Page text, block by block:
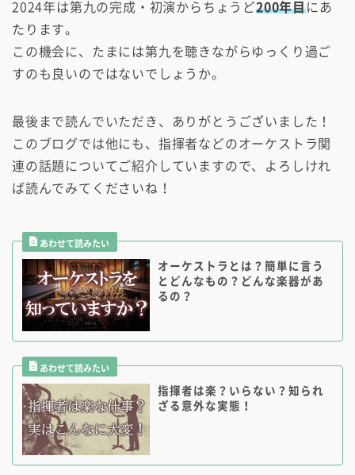
2024年は第九の完成・初演からちょうど200年目にあ
たります。
この機会に、たまには第九を聴きながらゆっくり過ご
すのも良いのではないでしょうか。
最後まで読んでいただき、ありがとうございました！
このブログでは他にも、指揮者などのオーケストラ関
連の話題についてご紹介していますので、よろしけれ
ば読んでみてくださいね！
オーケストラとは？簡単に言う
とどんなもの？どんな楽器があ
るの？
指揮者は楽？いらない？知られ
ざる意外な実態！